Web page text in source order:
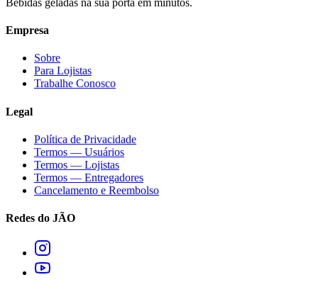
Empresa
Sobre
Para Lojistas
Trabalhe Conosco
Legal
Política de Privacidade
Termos — Usuários
Termos — Lojistas
Termos — Entregadores
Cancelamento e Reembolso
Redes do JÃO